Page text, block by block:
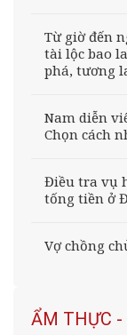
Từ giờ đến
tài lộc bao
phá, tương
Nam diễn
Chọn cách
Điều tra vụ
tống tiền ở
Vợ chồng
ẨM THỰC -